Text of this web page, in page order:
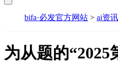
bifa·必发官方网站 > ai资讯
为从题的